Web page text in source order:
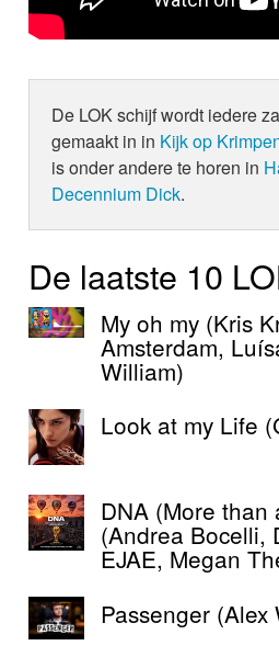
De LOK schijf wordt iedere
gemaakt in in Kijk op
is onder andere te horen in
Decennium Dick.
De laatste 10
My oh my (Kris
Amsterdam,
William)
Look at my Life
DNA (More than
(Andrea Bocelli,
EJAE, Megan
Passenger (Alex